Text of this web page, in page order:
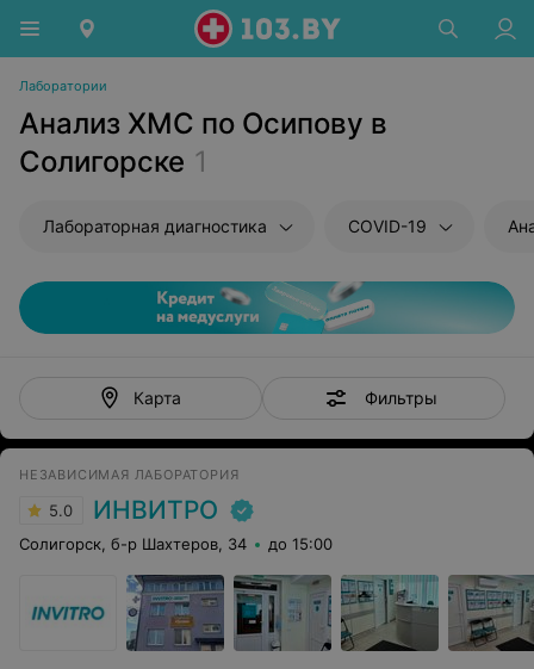
Лаборатории
Анализ ХМС по Осипову в
Солигорске 1
Лабораторная диагностика COVID-19
Карта Фильтры
НЕЗАВИСИМАЯ ЛАБОРАТОРИЯ
5.0 ИНВИТРО
Солигорск, б-р Шахтеров, 34 до 15:00